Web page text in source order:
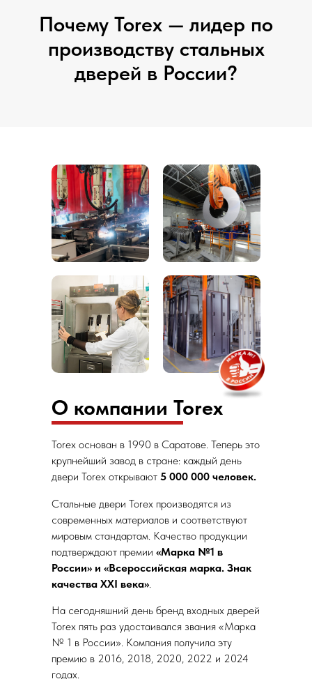
Почему Torex — лидер по
производству стальных
дверей в России?
О компании Torex
На сегодняшний день бренд входных дверей
Torex пять раз удостаивался звания «Марка
№ 1 в России». Компания получила эту
премию в 2016, 2018, 2020, 2022 и 2024
годах.
Стальныe двери Torex производятся из
современных материалов и соответствуют
мировым стандартам. Качество продукции
подтверждают премии «Марка №1 в
России» и «Всероссийская марка. Знак
качества XXI века»
Torex основан в 1990 в Саратове. Теперь это
крупнейший завод в стране: каждый день
двери Torex открывают 5 000 000 человек.